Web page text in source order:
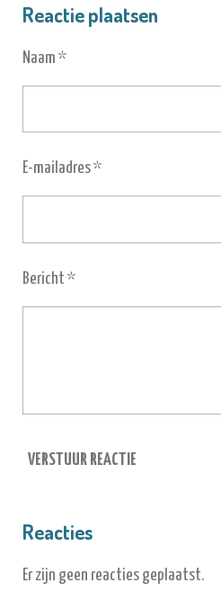
Reactie plaatsen
Naam *
E-mailadres *
Bericht *
VERSTUUR REACTIE
Reacties
Er zijn geen reacties geplaatst.